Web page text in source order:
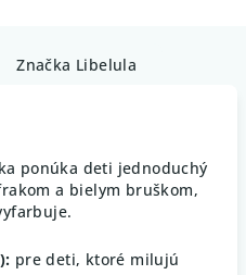
Značka Libelula
ponúka deti jednoduchý
a bielym bruškom,
pre deti, ktoré milujú